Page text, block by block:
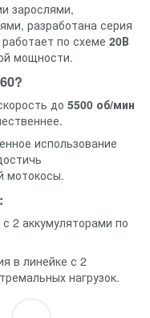
зарослями,
разработана серия
по схеме 20В
мощности.
до 5500 об/мин
использование
мотокосы.
2 аккумуляторами по
в линейке с 2
нагрузок.